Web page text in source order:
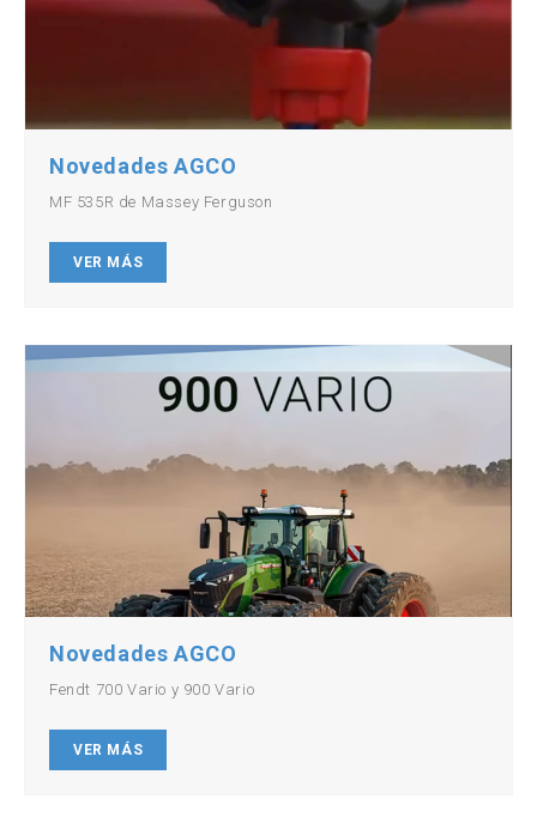
Novedades AGCO
MF 535R de Massey Ferguson
VER MÁS
Novedades AGCO
Fendt 700 Vario y 900 Vario
VER MÁS